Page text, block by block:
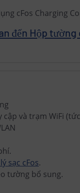
cFos Charging
đến Hộp
và trạm WiFi
sạc cFos.
tường bổ sung.